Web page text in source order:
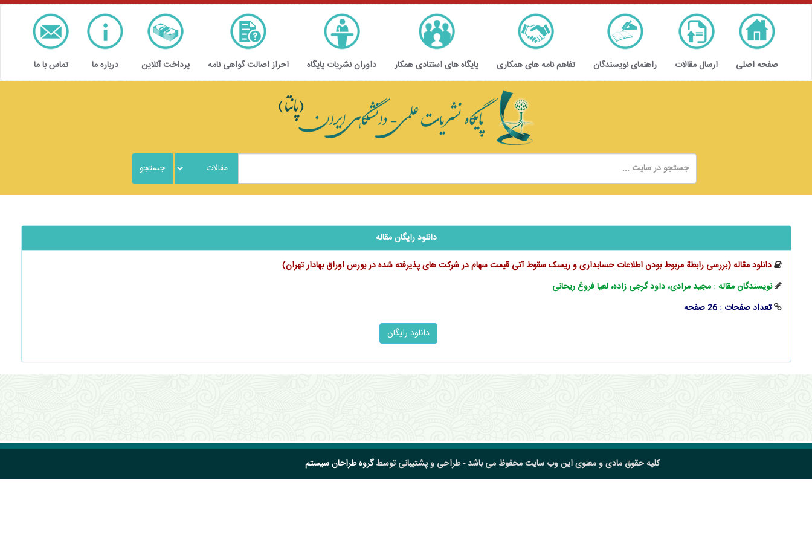
صفحه اصلی ارسال مقالات راهنمای نویسندگان تفاهم نامه های همکاری پایگاه های استنادی همکار داوران نشریات پایگاه احراز اصالت گواهی نامه پرداخت آنلاین درباره ما تماس با ما
دانلود رایگان مقاله
دانلود مقاله (بررسی رابطة مربوط بودن اطلاعات حسابداری و ریسک سقوط آتی قیمت سهام در شرکت های پذیرفته شده در بورس اوراق بهادار تهران)
نویسندگان مقاله : مجید مرادی، داود گرجی زاده، لعیا فروغ ریحانی
تعداد صفحات : 26 صفحه
کلیه حقوق مادی و معنوی این وب سایت محفوظ می باشد - طراحی و پشتیبانی توسطگروه طراحان سیستم